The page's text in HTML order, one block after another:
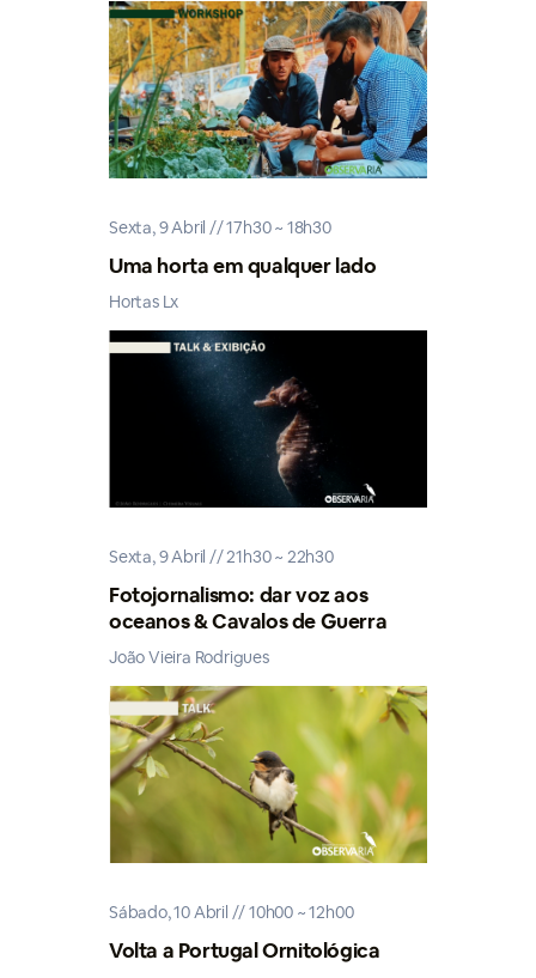
Sexta, 9 Abril // 17h30 ~ 18h30
Uma horta em qualquer lado
Hortas Lx
Sexta, 9 Abril // 21h30 ~ 22h30
Fotojornalismo: dar voz aos
oceanos & Cavalos de Guerra
João Vieira Rodrigues
Sábado, 10 Abril // 10h00 ~ 12h00
Volta a Portugal Ornitológica